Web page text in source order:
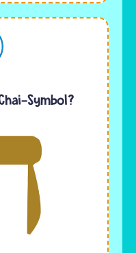
Symbol?